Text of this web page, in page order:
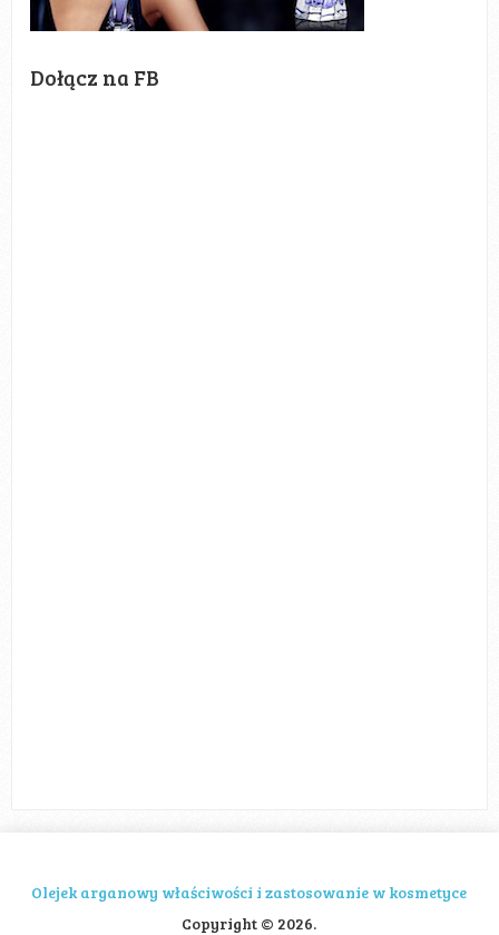
Dołącz na FB
Olejek arganowy właściwości i zastosowanie w kosmetyce
Copyright © 2026.